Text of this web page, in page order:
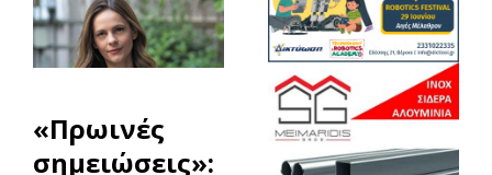
«Πρωινές
σημειώσεις»: